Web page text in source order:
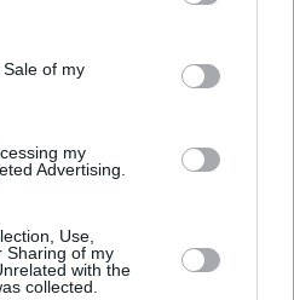
and its third-party tags to
purposes in below Google
of my
my
Advertising.
Use,
Sharing of my
with the
collected.